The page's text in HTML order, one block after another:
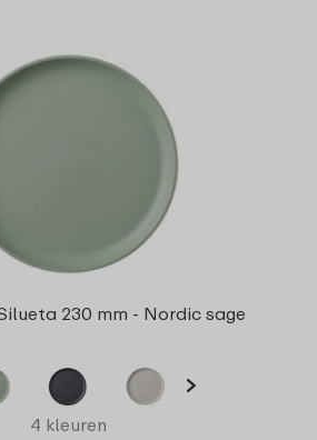
230 mm - Nordic sage
4 kleuren